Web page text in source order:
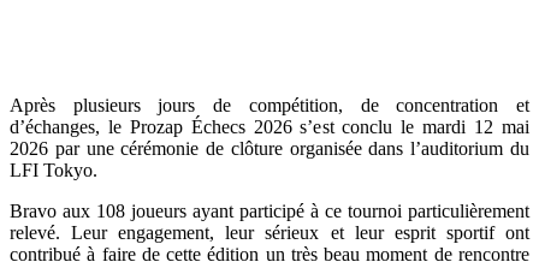
Après plusieurs jours de compétition, de concentration et
d’échanges, le Prozap Échecs 2026 s’est conclu le mardi 12 mai
2026 par une cérémonie de clôture organisée dans l’auditorium du
LFI Tokyo.
Bravo aux 108 joueurs ayant participé à ce tournoi particulièrement
relevé. Leur engagement, leur sérieux et leur esprit sportif ont
contribué à faire de cette édition un très beau moment de rencontre